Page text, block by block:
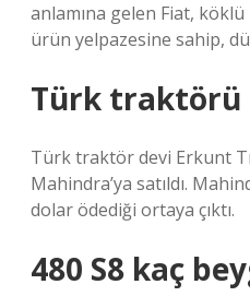
anlamına gelen Fiat,
ürün yelpazesine sahip,
Türk traktörü
Türk traktör devi Erkunt
Mahindra’ya satıldı.
dolar ödediği ortaya çıktı.
480 S8 kaç